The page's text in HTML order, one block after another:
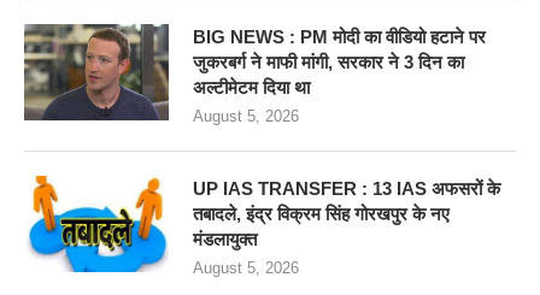
BIG NEWS : PM मोदी का वीडियो हटाने पर
जुकरबर्ग ने माफी मांगी, सरकार ने 3 दिन का
अल्टीमेटम दिया था
August 5, 2026
UP IAS TRANSFER : 13 IAS अफसरों के
तबादले, इंद्र विक्रम सिंह गोरखपुर के नए
मंडलायुक्त
August 5, 2026